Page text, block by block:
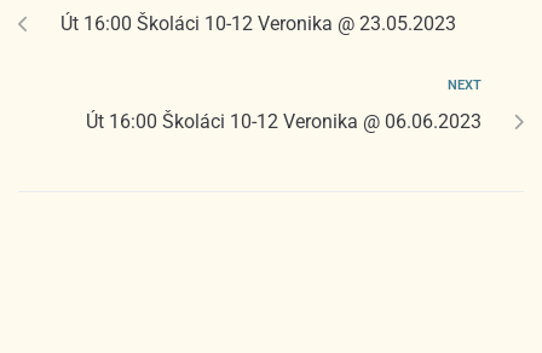
Út 16:00 Školáci 10-12 Veronika @ 23.05.2023
NEXT
Út 16:00 Školáci 10-12 Veronika @ 06.06.2023